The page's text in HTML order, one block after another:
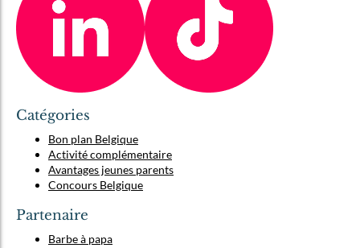
Catégories
Bon plan Belgique
Activité complémentaire
Avantages jeunes parents
Concours Belgique
Partenaire
Barbe à papa